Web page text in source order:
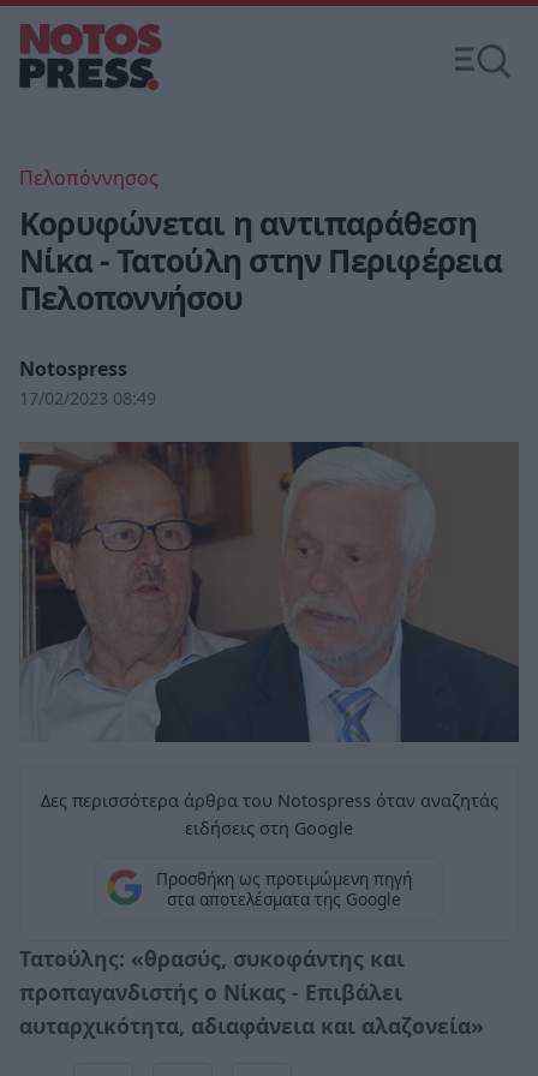
Πελοπόννησος
Κορυφώνεται η αντιπαράθεση
Νίκα - Τατούλη στην Περιφέρεια
Πελοποννήσου
Notospress
17/02/2023 08:49
Δες περισσότερα άρθρα του Notospress όταν αναζητάς
ειδήσεις στη Google
Προσθήκη ως προτιμώμενη πηγή
στα αποτελέσματα της Google
Τατούλης: «θρασύς, συκοφάντης και
προπαγανδιστής ο Νίκας - Επιβάλει
αυταρχικότητα, αδιαφάνεια και αλαζονεία»